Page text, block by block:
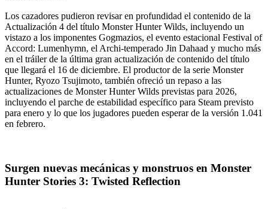
Los cazadores pudieron revisar en profundidad el contenido de la
Actualización 4 del título Monster Hunter Wilds, incluyendo un
vistazo a los imponentes Gogmazios, el evento estacional Festival of
Accord: Lumenhymn, el Archi-temperado Jin Dahaad y mucho más
en el tráiler de la última gran actualización de contenido del título
que llegará el 16 de diciembre. El productor de la serie Monster
Hunter, Ryozo Tsujimoto, también ofreció un repaso a las
actualizaciones de Monster Hunter Wilds previstas para 2026,
incluyendo el parche de estabilidad específico para Steam previsto
para enero y lo que los jugadores pueden esperar de la versión 1.041
en febrero.
Surgen nuevas mecánicas y monstruos en Monster
Hunter Stories 3: Twisted Reflection